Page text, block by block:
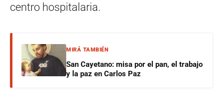
centro hospitalaria.
MIRÁ TAMBIÉN
San Cayetano: misa por el pan, el trabajo
y la paz en Carlos Paz